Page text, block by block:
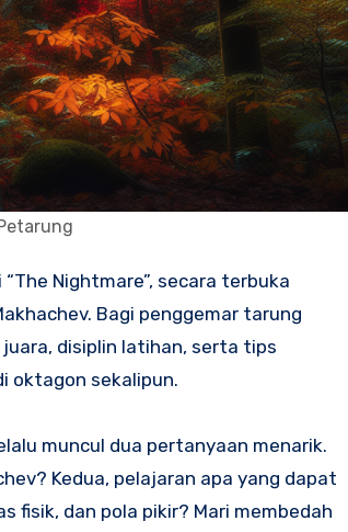
Nightmare”, secara terbuka
Bagi penggemar tarung
disiplin latihan, serta tips
oktagon sekalipun.
muncul dua pertanyaan menarik.
Kedua, pelajaran apa yang dapat
dan pola pikir? Mari membedah